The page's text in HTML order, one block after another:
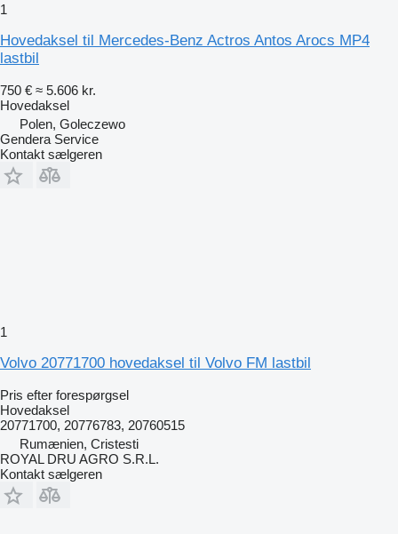
1
Hovedaksel til Mercedes-Benz Actros Antos Arocs MP4
lastbil
750 € ≈ 5.606 kr.
Hovedaksel
Polen, Goleczewo
Gendera Service
Kontakt sælgeren
1
Volvo 20771700 hovedaksel til Volvo FM lastbil
Pris efter forespørgsel
Hovedaksel
20771700, 20776783, 20760515
Rumænien, Cristesti
ROYAL DRU AGRO S.R.L.
Kontakt sælgeren